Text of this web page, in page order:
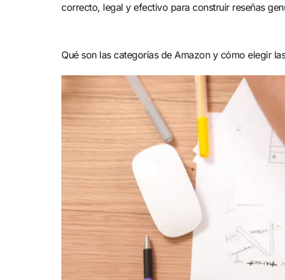
correcto, legal y efectivo para construir reseñas
Qué son las categorías de Amazon y cómo elegir